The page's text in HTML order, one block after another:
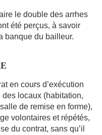
le double des arrhes
été perçus, à savoir
banque du bailleur.
en cours d’exécution
locaux (habitation,
de remise en forme),
volontaires et répétés,
du contrat, sans qu’il